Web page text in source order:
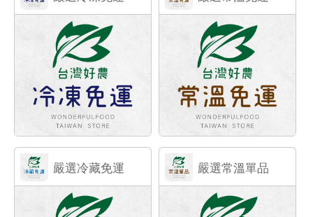
嚴選冷藏免運 嚴選常溫單品